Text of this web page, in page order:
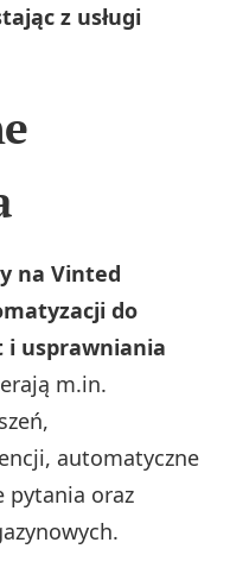
z usługi
na Vinted
do
i usprawniania
m.in.
automatyczne
pytania oraz